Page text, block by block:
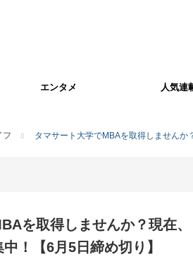
エンタメ 人気連
フ タマサート大学でMBAを取得しません
を取得しませんか？現在
！【6月5日締め切り】